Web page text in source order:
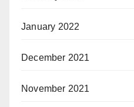
January 2022
December 2021
November 2021